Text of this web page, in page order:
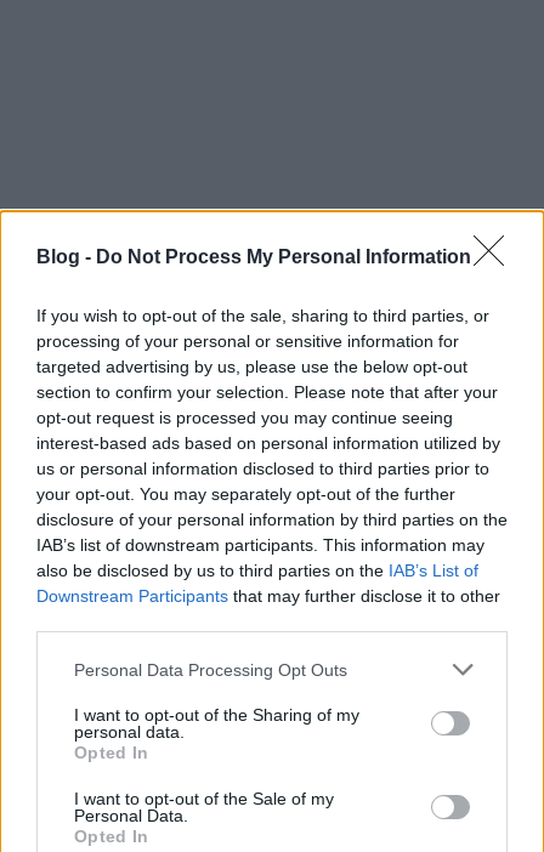
Blog - Do Not Process My Personal Information
If you wish to opt-out of the sale, sharing to third parties, or
processing of your personal or sensitive information for
targeted advertising by us, please use the below opt-out
section to confirm your selection. Please note that after your
opt-out request is processed you may continue seeing
interest-based ads based on personal information utilized by
us or personal information disclosed to third parties prior to
your opt-out. You may separately opt-out of the further
disclosure of your personal information by third parties on the
IAB’s list of downstream participants. This information may
also be disclosed by us to third parties on the IAB’s List of
Downstream Participants that may further disclose it to other
Please note that this website/app uses one or more Google
not limited to your visit or usage behaviour. You may click to
grant or deny consent to Google and its third-party tags to
use your data for below specified purposes in below Google
consent section.
Personal Data Processing Opt Outs
I want to opt-out of the Sharing of my
personal data.
Opted In
I want to opt-out of the Sale of my
Personal Data.
Opted In
És tuti a háttérben bazsajgó arc adta a kislánynak.
17 éve
Eric
Ez nem jó tréfa, mert az a kislány (aki nézi) nem
tudja mit bámul, ő csak a fagyit látja. A faszcibáló
az, aki ilyet árul, meg az aki lefényképezte azt a
kislányt amikor nézi, aztán feltette az iternetre.
Ha az én kislányom lenne látható a képen, akkor
megkeres(tet)ném a "fotóművészt", kerül amibe
kerül. Ezt követően dumálnánk egyet. Aztán ha
felépült a kómából, akkor megint dumcsiznánk egy
jót, humorrol, határokról, meg ilyesmikről...
Egyébként félvér bránert ábrázol a műremek?
Geza
17 éve